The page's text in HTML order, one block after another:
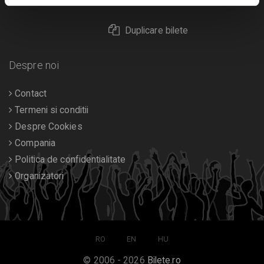
Duplicare bilete
Despre noi
Contact
Termeni si conditii
Despre Cookies
Compania
Politica de confidentialitate
Organizatori
RO EN HU
© 2006 - 2026 Bilete.ro